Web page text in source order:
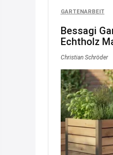
GARTENARBEIT
Bessagi
Echtholz
Christian Schröder